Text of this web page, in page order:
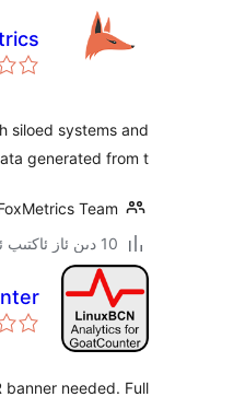
siloed systems and
generated from t …
Team
10 دىن ئاز ئاكتىپ ئورنىتىش
banner needed. Full